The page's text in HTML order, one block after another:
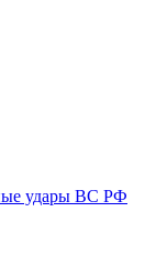
удары ВС РФ